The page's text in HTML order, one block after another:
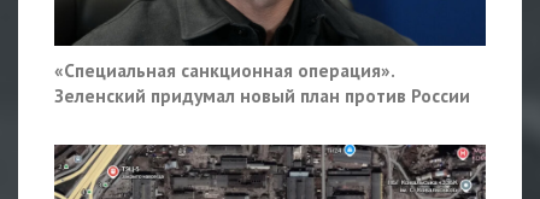
«Специальная санкционная операция».
Зеленский придумал новый план против России